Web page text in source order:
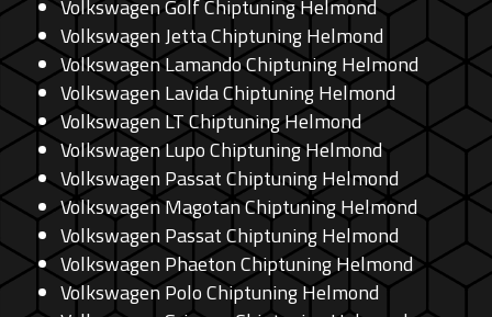
Volkswagen Golf Chiptuning Helmond
Volkswagen Jetta Chiptuning Helmond
Volkswagen Lamando Chiptuning Helmond
Volkswagen Lavida Chiptuning Helmond
Volkswagen LT Chiptuning Helmond
Volkswagen Lupo Chiptuning Helmond
Volkswagen Passat Chiptuning Helmond
Volkswagen Magotan Chiptuning Helmond
Volkswagen Passat Chiptuning Helmond
Volkswagen Phaeton Chiptuning Helmond
Volkswagen Polo Chiptuning Helmond